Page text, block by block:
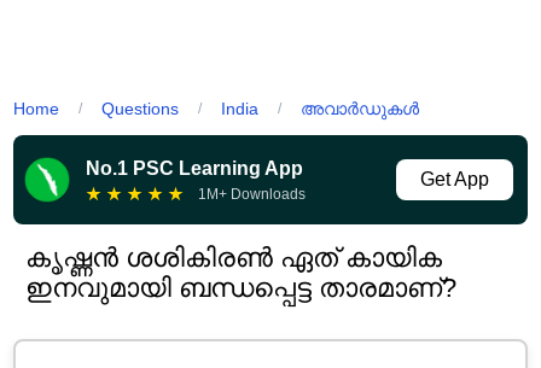
Home / Questions / India / അവാർഡുകൾ
No.1 PSC Learning App
★ ★ ★ ★ ★ 1M+ Downloads
Get App
കൃഷ്ണൻ ശശികിരൺ ഏത് കായിക
ഇനവുമായി ബന്ധപ്പെട്ട താരമാണ്?